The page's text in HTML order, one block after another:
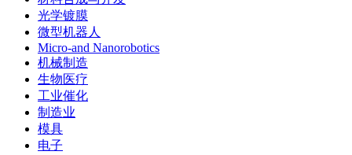
光学镀膜
微型机器人
Micro-and Nanorobotics
机械制造
生物医疗
工业催化
制造业
模具
电子